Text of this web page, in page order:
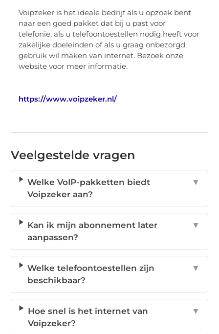
Voipzeker is het ideale bedrijf als u opzoek bent
naar een goed pakket dat bij u past voor
telefonie, als u telefoontoestellen nodig heeft voor
zakelijke doeleinden of als u graag onbezorgd
gebruik wil maken van internet. Bezoek onze
website voor meer informatie.
https://www.voipzeker.nl/
Veelgestelde vragen
Welke VoIP-pakketten biedt
Voipzeker aan?
▼
Kan ik mijn abonnement later
aanpassen?
▼
Welke telefoontoestellen zijn
beschikbaar?
▼
Hoe snel is het internet van
Voipzeker?
▼